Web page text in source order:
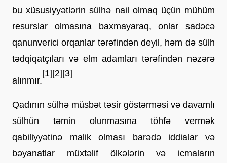
bu xüsusiyyətlərin sülhə nail olmaq üçün mühüm
resurslar olmasına baxmayaraq, onlar sadəcə
qanunverici orqanlar tərəfindən deyil, həm də sülh
tədqiqatçıları və elm adamları tərəfindən nəzərə
alınmır.
[1] [2] [3]
Qadının sülhə müsbət təsir göstərməsi və davamlı
sülhün təmin olunmasına töhfə vermək
qabiliyyətinə malik olması barədə iddialar və
bəyanatlar müxtəlif ölkələrin və icmaların